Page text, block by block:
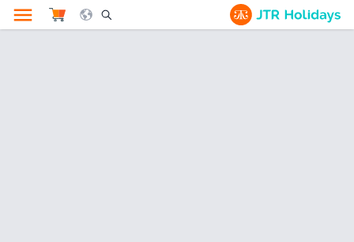
Search Opener Icon